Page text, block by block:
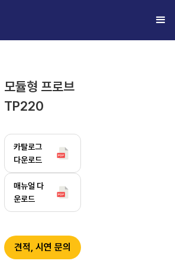
모듈형 프로브
TP220
카탈로그
다운로드
매뉴얼 다
운로드
견적, 시연 문의